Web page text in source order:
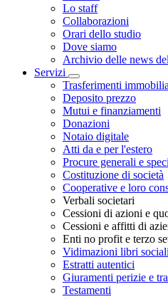
Lo staff
Collaborazioni
Orari dello studio
Dove siamo
Archivio delle news
Servizi
Toggle Dropdown
Trasferimenti
Deposito prezzo
Mutui e finanziamenti
Donazioni
Notaio digitale
Atti da e per l'estero
Procure generali e
Costituzione di società
Cooperative e loro
Verbali societari
Cessioni di azioni e
Cessioni e affitti di
Enti no profit e terzo
Vidimazioni libri
Estratti autentici
Giuramenti perizie e
Testamenti